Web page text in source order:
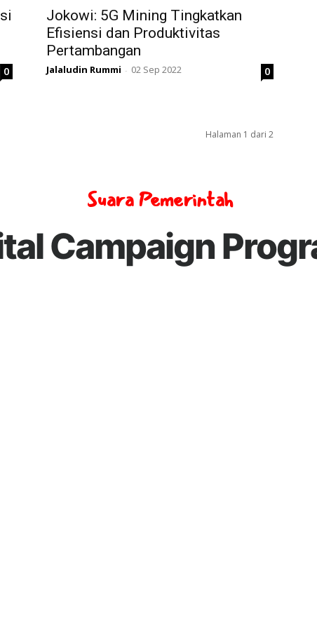
0
Jokowi: 5G Mining Tingkatkan
Efisiensi dan Produktivitas
Pertambangan
Jalaludin Rummi - 02 Sep 2022 0
Halaman 1 dari 2
Suara Pemerintah
Campaign